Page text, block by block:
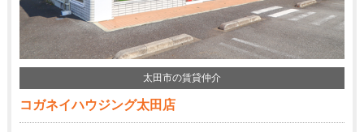
太田市の賃貸仲介
コガネイハウジング太田店